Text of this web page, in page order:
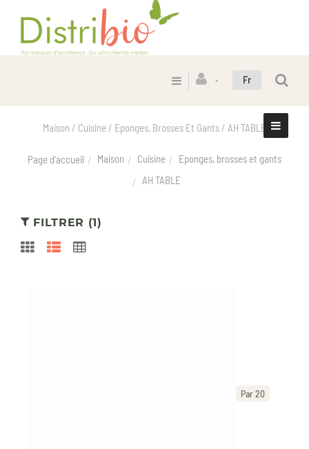
Fr
Maison / Cuisine / Eponges, Brosses Et Gants / AH TABLE
Page d'accueil Maison Cuisine
Eponges, brosses et gants
AH TABLE
FILTRER (1)
Par 20